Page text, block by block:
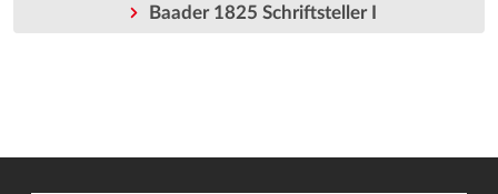
Baader 1825 Schriftsteller I